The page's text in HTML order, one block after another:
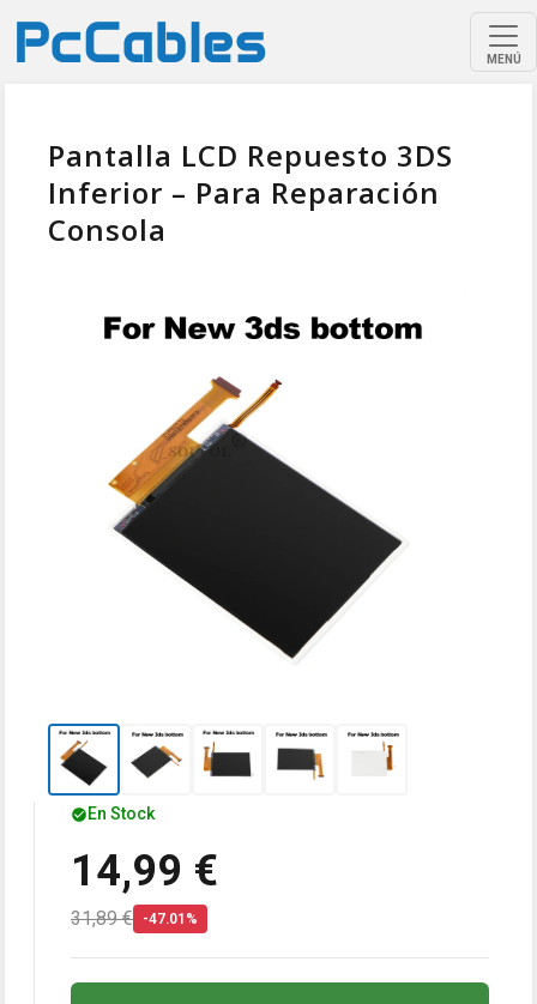
MENÚ
Pantalla LCD Repuesto 3DS
Inferior – Para Reparación
Consola
En Stock
14,99 €
31,89 € -47.01%